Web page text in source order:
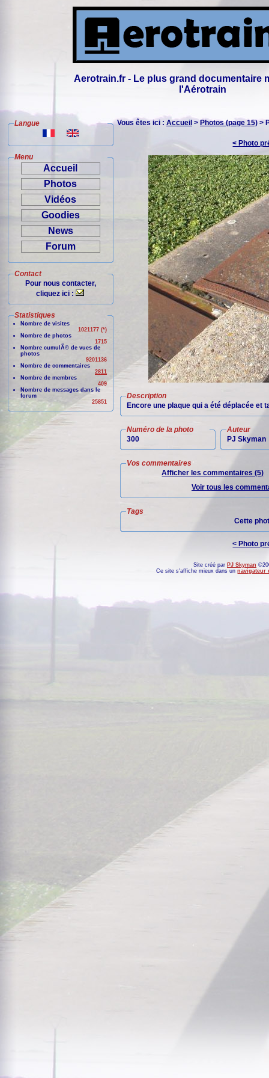
Aerotrain.fr - Le plus grand documentaire
l'Aérotrain
Langue
Menu
Accueil
Photos
Vidéos
Goodies
News
Forum
Contact
Pour nous contacter,
cliquez ici :
Statistiques
Nombre de visites
1021177 (*)
Nombre de photos
1715
Nombre cumulÃ© de vues de
photos
9201136
Nombre de commentaires
2811
Nombre de membres
409
Nombre de messages dans le
forum
25851
Vous êtes ici : Accueil > Photos (page 15) >
< Photo
Description
Encore une plaque qui a été déplacée et
Numéro de la photo
300
Auteur
PJ Skyman
Vos commentaires
Afficher les commentaires (5)
Voir tous les
Tags
Cette
< Photo
Site créé par PJ Skyman
Ce site s'affiche mieux dans unnavigateur